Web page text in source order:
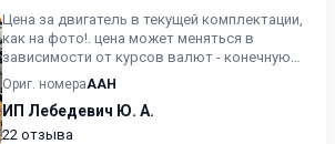
Цена за двигатель в текущей комплектации,
как на фото!. цена может меняться в
зависимости от курсов валют - конечную
стоимость уточняйте.
Ориг. номераAAH
ИП Лебедевич Ю. А.
22 отзыва